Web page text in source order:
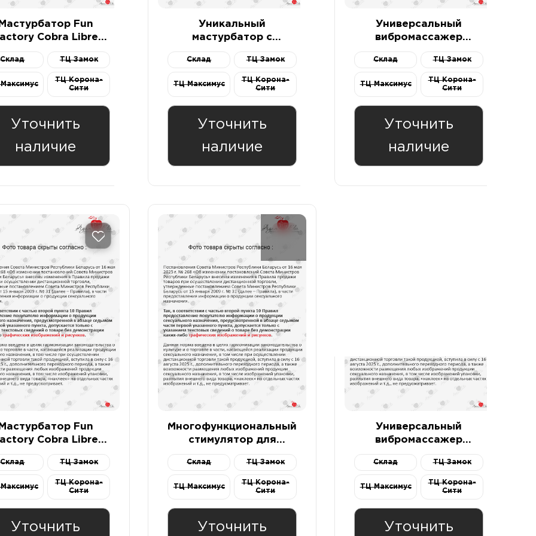
Fun
Cobra Libre
Склад ТЦ Замок
ТЦ Корона-
Сити
Уточнить
наличие
Уникальный
мастурбатор с
Manta малиновый
Склад ТЦ Замок
ТЦ Максимус
ТЦ Корона-
Сити
Уточнить
наличие
Универсальный
вибромассажер
Pleasure Tool черный
Склад ТЦ Замок
ТЦ Максимус
ТЦ Корона-
Сити
Уточнить
наличие
Fun
Cobra Libre
Склад ТЦ Замок
ТЦ Корона-
Сити
Уточнить
Многофункциональный
стимулятор для
Vibro Angel, силикон,
черный
Склад ТЦ Замок
ТЦ Максимус
ТЦ Корона-
Сити
Уточнить
Универсальный
вибромассажер
Pleasure Tool голубой
Склад ТЦ Замок
ТЦ Максимус
ТЦ Корона-
Сити
Уточнить